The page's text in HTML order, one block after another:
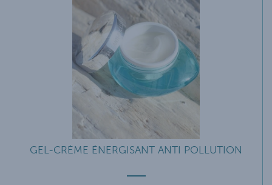
GEL-CRÈME ÉNERGISANT ANTI POLLUTION